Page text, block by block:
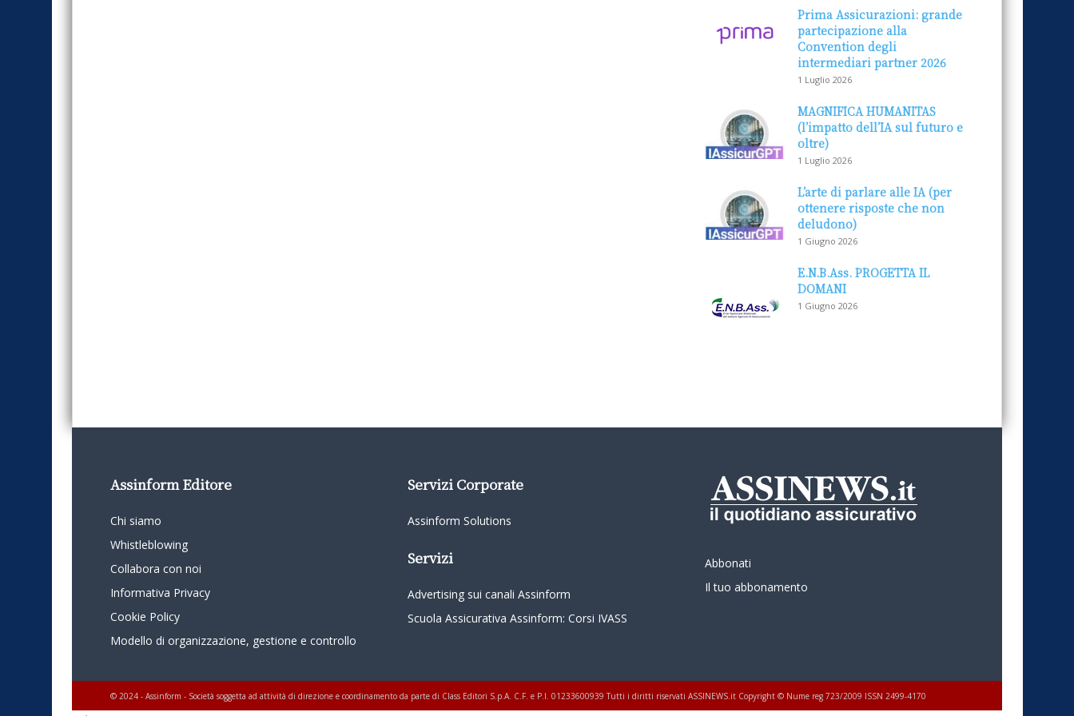
Prima Assicurazioni: grande
partecipazione alla
Convention degli
intermediari partner 2026
1 Luglio 2026
MAGNIFICA HUMANITAS
(l’impatto dell’IA sul futuro e
oltre)
1 Luglio 2026
L’arte di parlare alle IA (per
ottenere risposte che non
deludono)
1 Giugno 2026
E.N.B.Ass. PROGETTA IL
DOMANI
1 Giugno 2026
Assinform Editore
Chi siamo
Whistleblowing
Collabora con noi
Informativa Privacy
Cookie Policy
Modello di organizzazione, gestione e controllo
Servizi Corporate
Assinform Solutions
Servizi
Advertising sui canali Assinform
Scuola Assicurativa Assinform: Corsi IVASS
Abbonati
Il tuo abbonamento
© 2024 - Assinform - Società soggetta ad attività di direzione e coordinamento da parte di Class Editori S.p.A. C.F. e P.I. 01233600939 Tutti i diritti riservati ASSINEWS.it Copyright © Nume reg 723/2009 ISSN 2499-4170